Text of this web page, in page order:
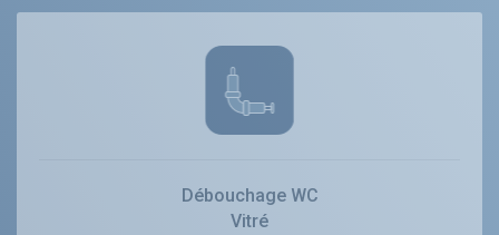
Débouchage WC
Vitré